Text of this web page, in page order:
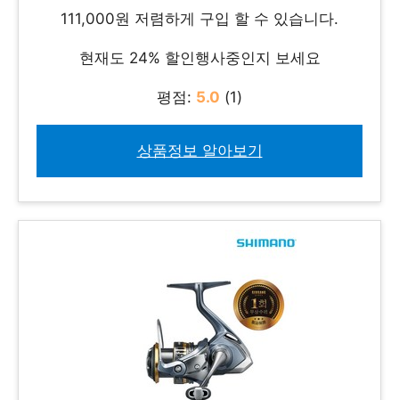
111,000원 저렴하게 구입 할 수 있습니다.
현재도 24% 할인행사중인지 보세요
평점: 5.0 (1)
상품정보 알아보기